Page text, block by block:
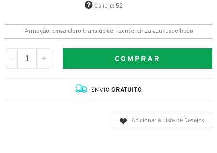
Calibre: 52
Armação: cinza claro translúcido - Lente: cinza azul espelhado
- + COMPRAR
ENVIOGRATUITO
Adicionar à Lista de Desejos